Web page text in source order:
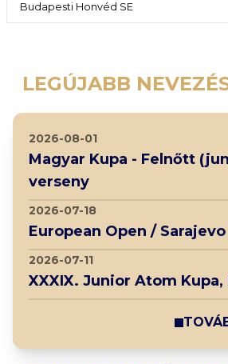
Budapesti Honvéd SE
LEGÚJABB
2026-08-01
Magyar Kupa - Felnőtt
verseny
2026-07-18
European Open /
2026-07-11
XXXIX. Junior Atom Kupa,